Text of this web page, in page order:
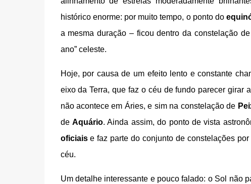
histórico enorme: por muito tempo, o ponto do
a mesma duração – ficou dentro da constelação
ano” celeste.
Hoje, por causa de um efeito lento e constante
eixo da Terra, que faz o céu de fundo parecer girar
não acontece em Áries, e sim na constelação de
de Aquário. Ainda assim, do ponto de vista
oficiaise faz parte do conjunto de constelações
céu.
Um detalhe interessante e pouco falado: o Sol não